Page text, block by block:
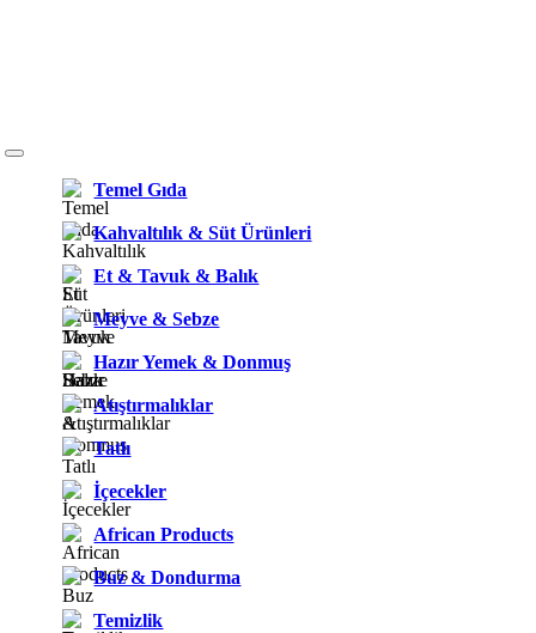
Temel Gıda
Kahvaltılık & Süt Ürünleri
Et & Tavuk & Balık
Meyve & Sebze
Hazır Yemek & Donmuş
Atıştırmalıklar
Tatlı
İçecekler
African Products
Buz & Dondurma
Temizlik